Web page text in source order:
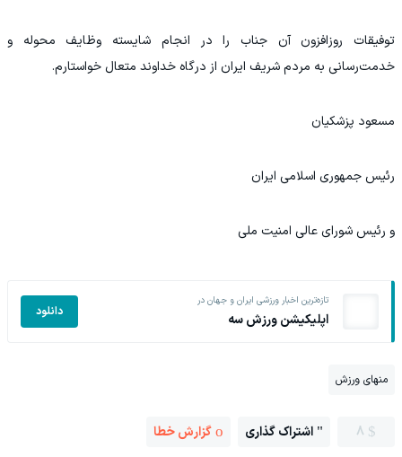
توفیقات روزافزون آن جناب را در انجام شایسته وظایف محوله و
خدمت‌رسانی به مردم شریف ایران از درگاه خداوند متعال خواستارم.
مسعود پزشکیان
رئیس جمهوری اسلامی ایران
و رئیس شورای عالی امنیت ملی
تازه‌ترین اخبار ورزشی ایران و جهان در
اپلیکیشن ورزش سه دانلود
منهای ورزش
8 اشتراک گذاری گزارش خطا